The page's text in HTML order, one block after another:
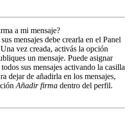
a mi mensaje?
mensajes debe crearla en el Panel
vez creada, activás la opción
un mensaje. Puede asignar
sus mensajes activando la casilla
dejar de añadirla en los mensajes,
Añadir firma dentro del perfil.